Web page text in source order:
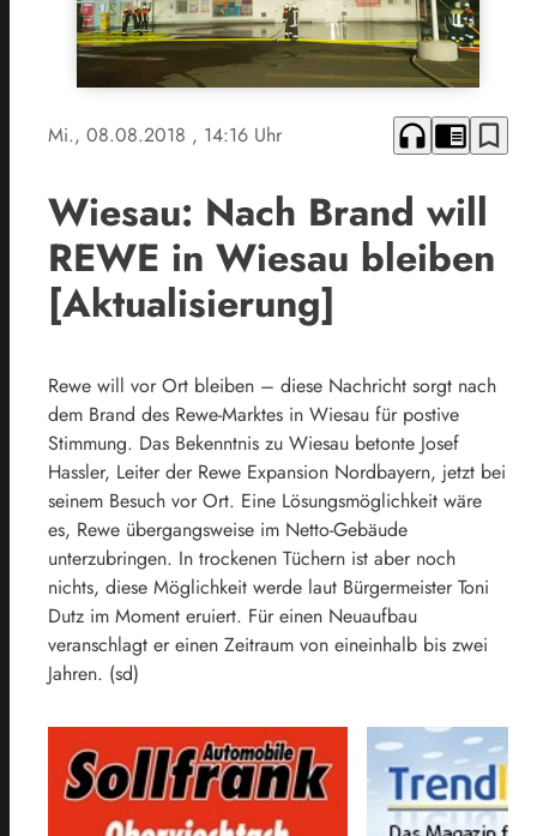
Mi., 08.08.2018 , 14:16 Uhr headphones chrome_reader_mode bookmark_border
Wiesau: Nach Brand will
REWE in Wiesau bleiben
[Aktualisierung]
Rewe will vor Ort bleiben – diese Nachricht sorgt nach
dem Brand des Rewe-Marktes in Wiesau für postive
Stimmung. Das Bekenntnis zu Wiesau betonte Josef
Hassler, Leiter der Rewe Expansion Nordbayern, jetzt bei
seinem Besuch vor Ort. Eine Lösungsmöglichkeit wäre
es, Rewe übergangsweise im Netto-Gebäude
unterzubringen. In trockenen Tüchern ist aber noch
nichts, diese Möglichkeit werde laut Bürgermeister Toni
Dutz im Moment eruiert. Für einen Neuaufbau
veranschlagt er einen Zeitraum von eineinhalb bis zwei
Jahren. (sd)